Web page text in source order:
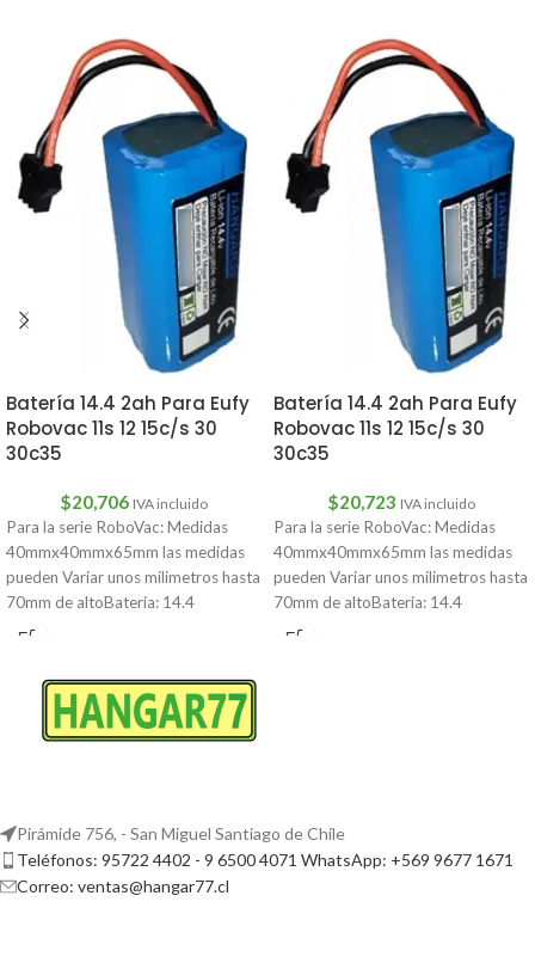
Batería 14.4 2ah Para Eufy
Robovac 11s 12 15c/s 30
30c35
$20,706 IVA incluido
Para la serie RoboVac: Medidas
40mmx40mmx65mm las medidas
pueden Variar unos milimetros hasta
70mm de altoBateria: 14.4
2000mAhEufy RoboVac 11
Batería 14.4 2ah Para Eufy
Robovac 11s 12 15c/s 30
30c35
$20,723 IVA incluido
Para la serie RoboVac: Medidas
40mmx40mmx65mm las medidas
pueden Variar unos milimetros hasta
70mm de altoBateria: 14.4
2000mAhEufy RoboVac 11
Pirámide 756, - San Miguel Santiago de Chile
Teléfonos: 95722 4402 - 9 6500 4071 WhatsApp: +569 9677 1671
Correo: ventas@hangar77.cl